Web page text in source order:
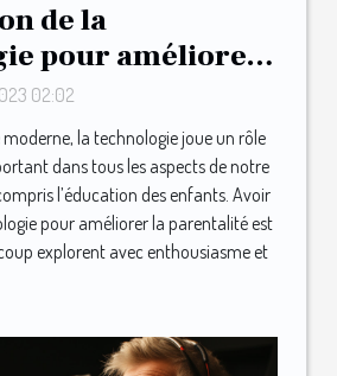
de la
pour améliorer
: le cas de May
02:02
la technologie joue un rôle
dans tous les aspects de notre
l’éducation des enfants. Avoir
pour améliorer la parentalité est
explorent avec enthousiasme et